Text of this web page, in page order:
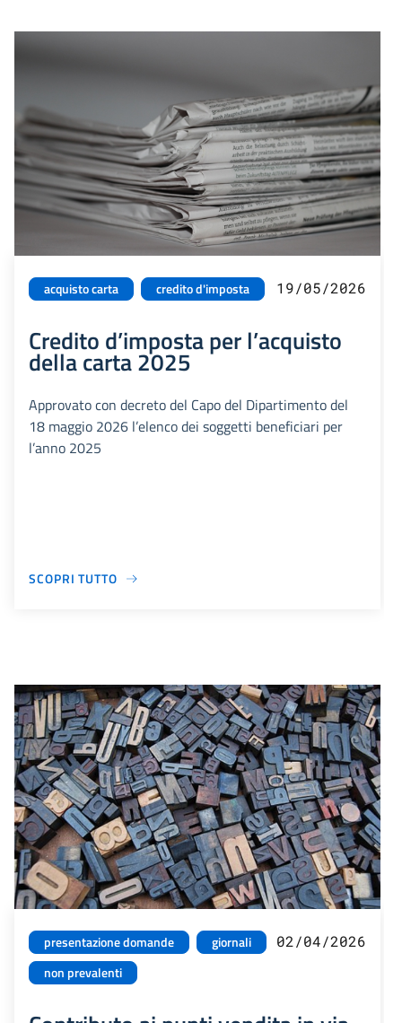
acquisto carta credito d'imposta 19/05/2026
Credito d’imposta per l’acquisto
della carta 2025
Approvato con decreto del Capo del Dipartimento del
18 maggio 2026 l’elenco dei soggetti beneficiari per
l’anno 2025
SCOPRI TUTTO
presentazione domande
giornali
non prevalenti
02/04/2026